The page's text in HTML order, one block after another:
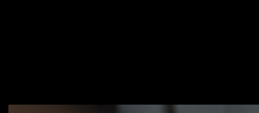
plugin/elementor/widgets/